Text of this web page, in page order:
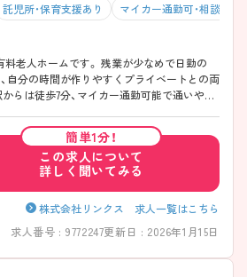
託児所・保育支援あり マイカー通勤可・相談可
老人ホームです。 残業が少なめで日勤の
自分の時間が作りやすくプライベートとの両
らは徒歩7分、マイカー通勤可能で通いやす
しますのでお気軽にご相談ください！
簡単1分！
この求人について
詳しく聞いてみる
株式会社リンクス 求人一覧はこちら
求人番号 : 9772247更新日 : 2026年1月15日